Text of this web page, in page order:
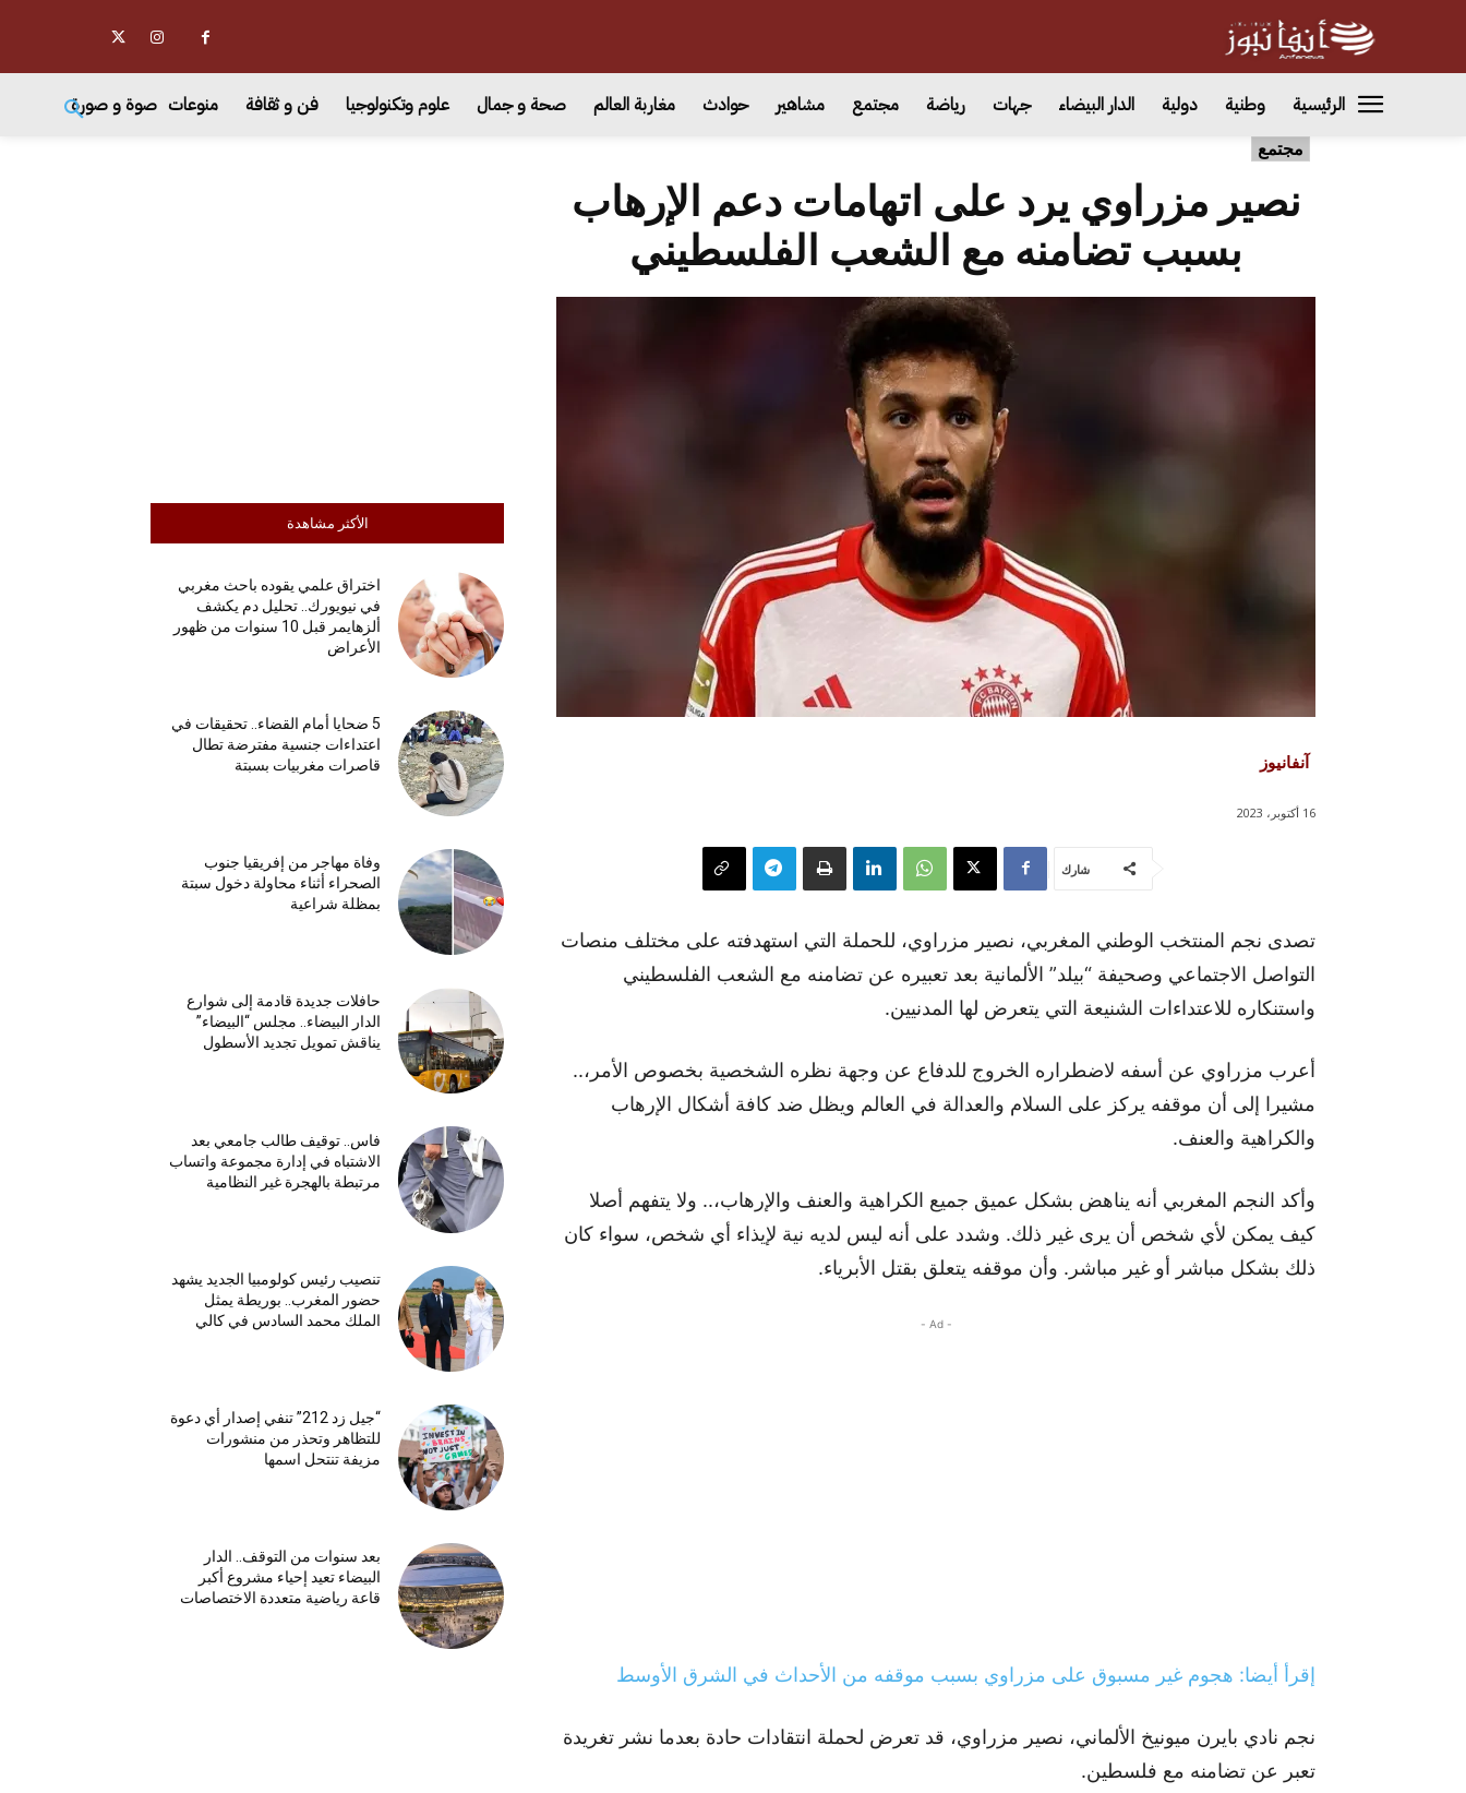
الرئيسية وطنية دولية الدار البيضاء جهات رياضة مجتمع مشاهير حوادث مغاربة العالم صحة و جمال علوم وتكنولوجيا فن و ثقافة منوعات صوة و صورة
مجتمع
الأكثر مشاهدة
اختراق علمي يقوده باحث مغربي
في نيويورك.. تحليل دم يكشف
ألزهايمر قبل 10 سنوات من ظهور
الأعراض
5 ضحايا أمام القضاء.. تحقيقات في
اعتداءات جنسية مفترضة تطال
قاصرات مغربيات بسبتة
وفاة مهاجر من إفريقيا جنوب
الصحراء أثناء محاولة دخول سبتة
بمظلة شراعية
حافلات جديدة قادمة إلى شوارع
الدار البيضاء.. مجلس “البيضاء”
يناقش تمويل تجديد الأسطول
فاس.. توقيف طالب جامعي بعد
الاشتباه في إدارة مجموعة واتساب
مرتبطة بالهجرة غير النظامية
تنصيب رئيس كولومبيا الجديد يشهد
حضور المغرب.. بوريطة يمثل
الملك محمد السادس في كالي
“جيل زد 212” تنفي إصدار أي دعوة
للتظاهر وتحذر من منشورات
مزيفة تنتحل اسمها
بعد سنوات من التوقف.. الدار
البيضاء تعيد إحياء مشروع أكبر
قاعة رياضية متعددة الاختصاصات
نصير مزراوي يرد على اتهامات دعم الإرهاب
بسبب تضامنه مع الشعب الفلسطيني
آنفانيوز
16 أكتوبر، 2023
شارك
تصدى نجم المنتخب الوطني المغربي، نصير مزراوي، للحملة التي استهدفته على مختلف منصات
التواصل الاجتماعي وصحيفة “بيلد” الألمانية بعد تعبيره عن تضامنه مع الشعب الفلسطيني
واستنكاره للاعتداءات الشنيعة التي يتعرض لها المدنيين.
أعرب مزراوي عن أسفه لاضطراره الخروج للدفاع عن وجهة نظره الشخصية بخصوص الأمر،..
مشيرا إلى أن موقفه يركز على السلام والعدالة في العالم ويظل ضد كافة أشكال الإرهاب
والكراهية والعنف.
وأكد النجم المغربي أنه يناهض بشكل عميق جميع الكراهية والعنف والإرهاب،.. ولا يتفهم أصلا
كيف يمكن لأي شخص أن يرى غير ذلك. وشدد على أنه ليس لديه نية لإيذاء أي شخص، سواء كان
ذلك بشكل مباشر أو غير مباشر. وأن موقفه يتعلق بقتل الأبرياء.
- Ad -
إقرأ أيضا: هجوم غير مسبوق على مزراوي بسبب موقفه من الأحداث في الشرق الأوسط
نجم نادي بايرن ميونيخ الألماني، نصير مزراوي، قد تعرض لحملة انتقادات حادة بعدما نشر تغريدة
تعبر عن تضامنه مع فلسطين.